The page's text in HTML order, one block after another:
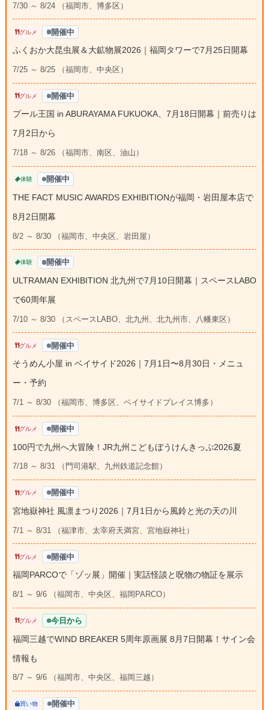
7/30 ～ 8/24 （福岡市、博多区）
グルメ 開催中
ふくおか大昆虫展＆大鉱物展2026｜福岡タワーで7月25日開幕
7/25 ～ 8/25 （福岡市、中央区）
グルメ 開催中
プール王国 in ABURAYAMA FUKUOKA、7月18日開幕｜前売りは
7月2日から
7/18 ～ 8/26 （福岡市、南区、油山）
体験 開催中
THE FACT MUSIC AWARDS EXHIBITIONが福岡・岩田屋本店で
8月2日開幕
8/2 ～ 8/30 （福岡市、中央区、岩田屋）
体験 開催中
ULTRAMAN EXHIBITION 北九州で7月10日開幕｜スペースLABO
で60周年展
7/10 ～ 8/30 （スペースLABO、北九州、北九州市、八幡東区）
グルメ 開催中
そうめん小屋 in ベイサイド2026｜7月1日〜8月30日・メニュ
ー・予約
7/1 ～ 8/30 （福岡市、博多区、ベイサイドプレイス博多）
グルメ 開催中
100円で九州へ大冒険！JR九州こどもぼうけんきっぷ2026夏
7/18 ～ 8/31 （門司港駅、九州鉄道記念館）
グルメ 開催中
宮地嶽神社 風凛まつり2026｜7月1日から風鈴と光の天の川
7/1 ～ 8/31 （福津市、太宰府天満宮、宮地嶽神社）
グルメ 開催中
福岡PARCOで「ゾッ展」開催｜実話怪談と呪物の物証を展示
8/1 ～ 9/6 （福岡市、中央区、福岡PARCO）
グルメ 今日から
福岡三越でWIND BREAKER 5周年原画展 8月7日開幕！サイン会
情報も
8/7 ～ 9/6 （福岡市、中央区、福岡三越）
買い物 開催中